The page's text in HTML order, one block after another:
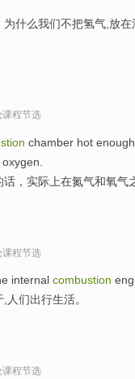
什么我们不把氢气,放
课程节选
chamber hot
，实际上在氮气和氧气
课程节选
internal combustion
们出行生活。
课程节选